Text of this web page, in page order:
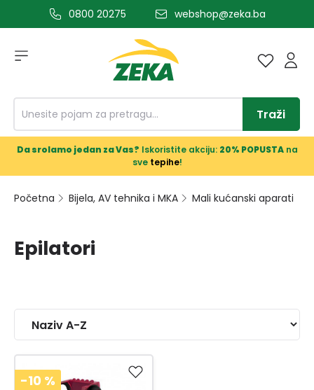
glavni sadržaj0800 20275 webshop@zeka.ba
Traži
Da srolamo jedan za Vas? Iskoristite akciju: 20% POPUSTAna
sve tepihe!
Početna Bijela, AV tehnika i MKA Mali kućanski aparati
Epilatori
-10 %